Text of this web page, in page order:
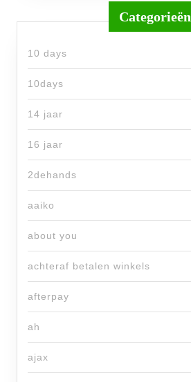
Categorieën
10 days
10days
14 jaar
16 jaar
2dehands
aaiko
about you
achteraf betalen winkels
afterpay
ah
ajax